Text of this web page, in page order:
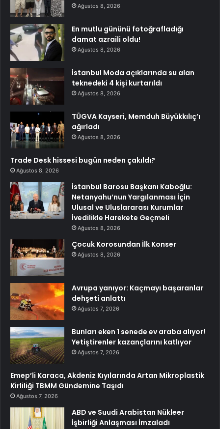
Ağustos 8, 2026
En mutlu gününü fotoğrafladığı
damat azraili oldu!
Ağustos 8, 2026
İstanbul Moda açıklarında su alan
teknedeki 4 kişi kurtarıldı
Ağustos 8, 2026
TÜGVA Kayseri, Memduh Büyükkılıç’ı
ağırladı
Ağustos 8, 2026
Trade Desk hissesi bugün neden çakıldı?
Ağustos 8, 2026
İstanbul Barosu Başkanı Kaboğlu:
Netanyahu’nun Yargılanması İçin
Ulusal ve Uluslararası Kurumlar
İvedilikle Harekete Geçmeli
Ağustos 8, 2026
Çocuk Korosundan İlk Konser
Ağustos 8, 2026
Avrupa yanıyor: Kaçmayı başaranlar
dehşeti anlattı
Ağustos 7, 2026
Bunları eken 1 senede ev araba alıyor!
Yetiştirenler kazançlarını katlıyor
Ağustos 7, 2026
Emep’li Karaca, Akdeniz Kıyılarında Artan Mikroplastik
Kirliliği TBMM Gündemine Taşıdı
Ağustos 7, 2026
ABD ve Suudi Arabistan Nükleer
İşbirliği Anlaşması İmzaladı